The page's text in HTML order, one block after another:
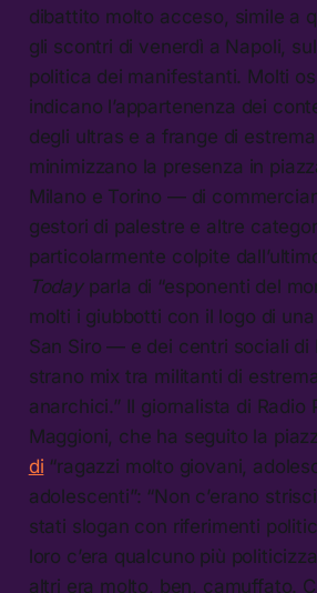
dibattito molto acceso, simile a
gli scontri di venerdì a Napoli,
politica dei manifestanti. Molti
indicano l’appartenenza dei
degli ultras e a frange di
minimizzano la presenza in
Milano e Torino — di
gestori di palestre e altre
particolarmente colpite
Todayparla di “esponenti del
molti i giubbotti con il logo di
San Siro — e dei centri sociali di
strano mix tra militanti di
anarchici.” Il giornalista di Radio
Maggioni, che ha seguito la
di “ragazzi molto giovani,
adolescenti”: “Non c’erano
stati slogan con riferimenti
loro c’era qualcuno più
altri era molto, ben, camuffato.